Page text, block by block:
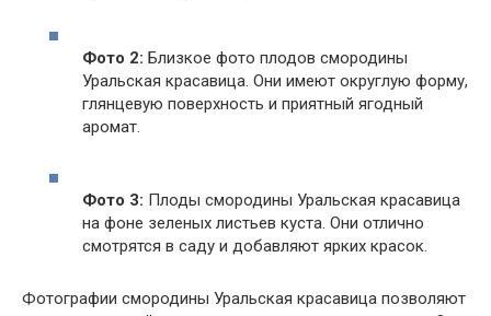
Фото 2: Близкое фото плодов смородины
Уральская красавица. Они имеют округлую форму,
глянцевую поверхность и приятный ягодный
аромат.
Фото 3: Плоды смородины Уральская красавица
на фоне зеленых листьев куста. Они отлично
смотрятся в саду и добавляют ярких красок.
Фотографии смородины Уральская красавица позволяют